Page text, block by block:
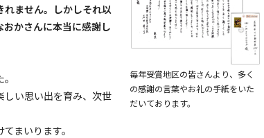
れません。しかしそれ以
かさんに本当に感謝し
しい思い出を育み、次世
まいります。
毎年受賞地区の皆さんより、多く
の感謝の言葉やお礼の手紙をいた
だいております。